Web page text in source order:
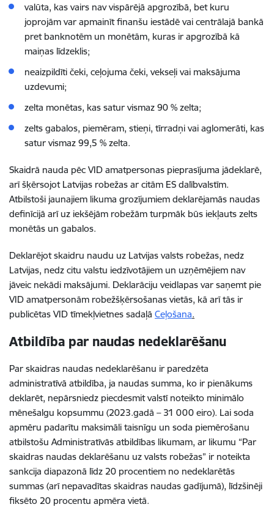
valūta, kas vairs nav vispārējā apgrozībā, bet kuru
joprojām var apmainīt finanšu iestādē vai centrālajā bankā
pret banknotēm un monētām, kuras ir apgrozībā kā
maiņas līdzeklis;
neaizpildīti čeki, ceļojuma čeki, vekseļi vai maksājuma
uzdevumi;
zelta monētas, kas satur vismaz 90 % zelta;
zelts gabalos, piemēram, stieņi, tīrradņi vai aglomerāti, kas
satur vismaz 99,5 % zelta.
Skaidrā nauda pēc VID amatpersonas pieprasījuma jādeklarē,
arī šķērsojot Latvijas robežas ar citām ES dalībvalstīm.
Atbilstoši jaunajiem likuma grozījumiem deklarējamās naudas
definīcijā arī uz iekšējām robežām turpmāk būs iekļauts zelts
monētās un gabalos.
Deklarējot skaidru naudu uz Latvijas valsts robežas, nedz
Latvijas, nedz citu valstu iedzīvotājiem un uzņēmējiem nav
jāveic nekādi maksājumi. Deklarāciju veidlapas var saņemt pie
VID amatpersonām robežšķērsošanas vietās, kā arī tās ir
publicētas VID tīmekļvietnes sadaļā Ceļošana.
Atbildība par naudas nedeklarēšanu
Par skaidras naudas nedeklarēšanu ir paredzēta
administratīvā atbildība, ja naudas summa, ko ir pienākums
deklarēt, nepārsniedz piecdesmit valstī noteikto minimālo
mēnešalgu kopsummu (2023.gadā – 31 000 eiro). Lai soda
apmēru padarītu maksimāli taisnīgu un soda piemērošanu
atbilstošu Administratīvās atbildības likumam, ar likumu “Par
skaidras naudas deklarēšanu uz valsts robežas” ir noteikta
sankcija diapazonā līdz 20 procentiem no nedeklarētās
summas (arī nepavadītas skaidras naudas gadījumā), līdzšinēji
fiksēto 20 procentu apmēra vietā.